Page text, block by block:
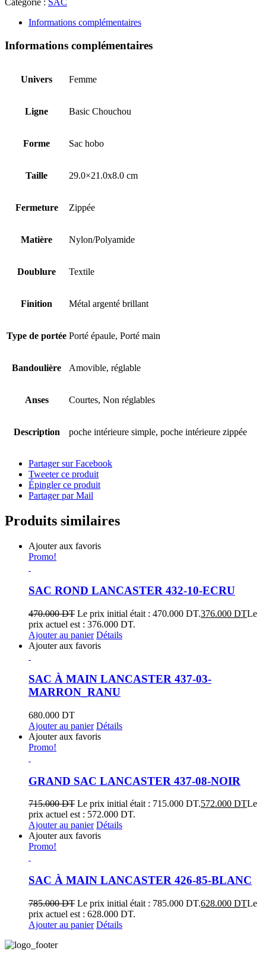
Informations complémentaires
Informations complémentaires
Univers Femme
Ligne Basic Chouchou
Forme Sac hobo
Taille 29.0×21.0x8.0 cm
Fermeture Zippée
Matière Nylon/Polyamide
Doublure Textile
Finition Métal argenté brillant
Type de portée Porté épaule, Porté main
Bandoulière Amovible, réglable
Anses Courtes, Non réglables
Description poche intérieure simple, poche intérieure zippée
Partager sur Facebook
Tweeter ce produit
Épingler ce produit
Partager par Mail
Produits similaires
Ajouter aux favoris
Promo!
SAC ROND LANCASTER 432-10-ECRU
470.000DT Le prix initial était : 470.000 DT.376.000 DTLe
prix actuel est : 376.000 DT.
Ajouter au panier Détails
Ajouter aux favoris
SAC À MAIN LANCASTER 437-03-
MARRON_RANU
680.000 DT
Ajouter au panier Détails
Ajouter aux favoris
Promo!
GRAND SAC LANCASTER 437-08-NOIR
715.000DT Le prix initial était : 715.000 DT.572.000 DTLe
prix actuel est : 572.000 DT.
Ajouter au panier Détails
Ajouter aux favoris
Promo!
SAC À MAIN LANCASTER 426-85-BLANC
785.000DT Le prix initial était : 785.000 DT.628.000 DTLe
prix actuel est : 628.000 DT.
Ajouter au panier Détails